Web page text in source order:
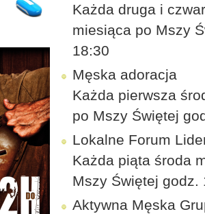
Każda druga i
miesiąca po Mszy
18:30
Męska adoracja
Każda pierwsza
po Mszy Świętej
Lokalne Forum
Każda piąta środa
Mszy Świętej godz.
Aktywna Męska